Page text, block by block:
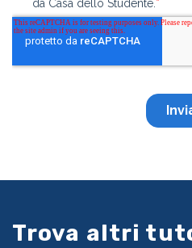
Trova altri